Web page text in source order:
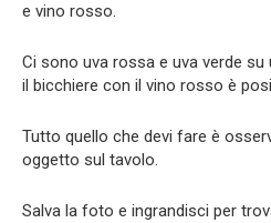
e vino rosso.
Ci sono uva rossa e uva verde
il bicchiere con il vino rosso è
Tutto quello che devi fare è
oggetto sul tavolo.
Salva la foto e ingrandisci per